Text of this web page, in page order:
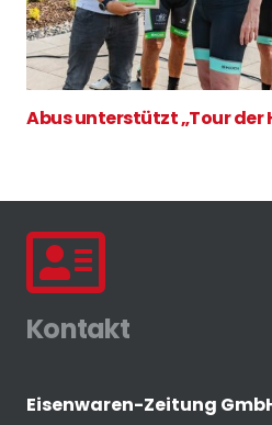
Abus unterstützt „Tour der
Kontakt
Eisenwaren-Zeitung